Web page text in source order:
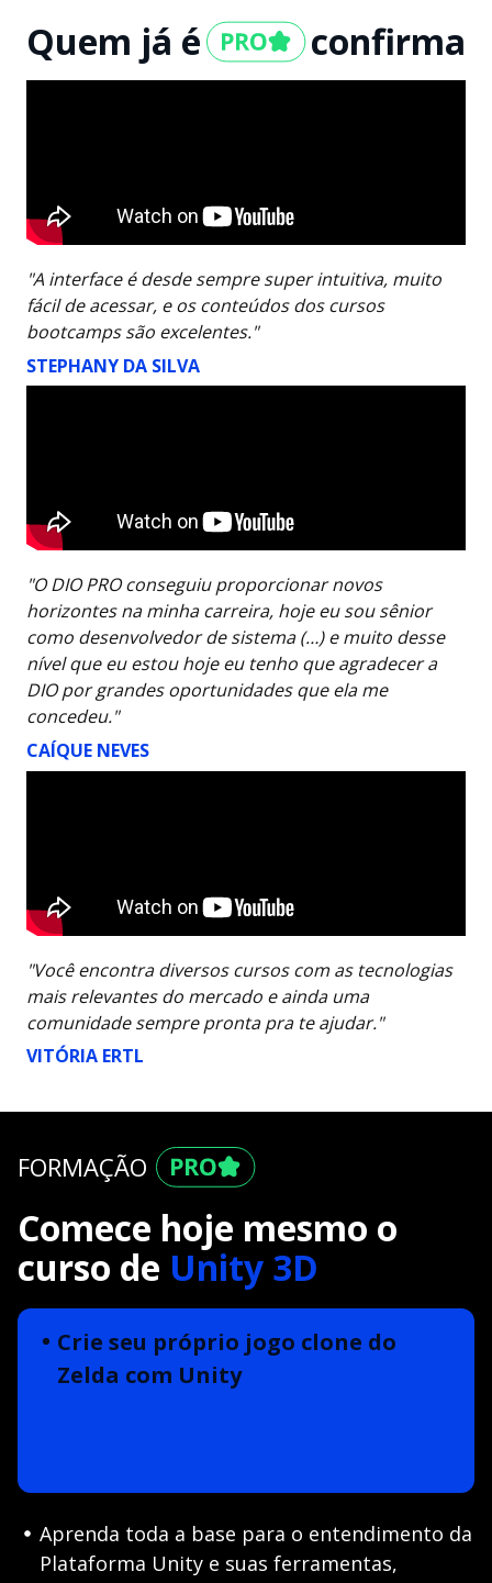
Quem já é confirma
"A interface é desde sempre super intuitiva, muito
fácil de acessar, e os conteúdos dos cursos
bootcamps são excelentes."
STEPHANY DA SILVA
"O DIO PRO conseguiu proporcionar novos
horizontes na minha carreira, hoje eu sou sênior
como desenvolvedor de sistema (…) e muito desse
nível que eu estou hoje eu tenho que agradecer a
DIO por grandes oportunidades que ela me
concedeu."
CAÍQUE NEVES
"Você encontra diversos cursos com as tecnologias
mais relevantes do mercado e ainda uma
comunidade sempre pronta pra te ajudar."
VITÓRIA ERTL
FORMAÇÃO
Comece hoje mesmo o
curso de Unity 3D
Crie seu próprio jogo clone do
Zelda com Unity
Aprenda toda a base para o entendimento da
Plataforma Unity e suas ferramentas,